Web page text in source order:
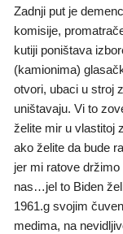
Zadnji put je
komisije,
kutiji poništava
(kamionima)
otvori, ubaci u stroj
uništavaju. Vi to
želite mir u vlastitoj
ako želite da bude
jer mi ratove
nas…jel to Biden
1961.g svojim
medima, na